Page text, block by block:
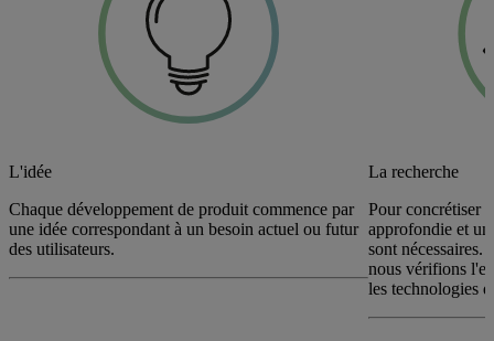
L'idée
Chaque développement de produit commence par
une idée correspondant à un besoin actuel ou futur
des utilisateurs.
La recherche
Pour concrétiser
approfondie et
sont nécessaires.
nous vérifions
les technologies